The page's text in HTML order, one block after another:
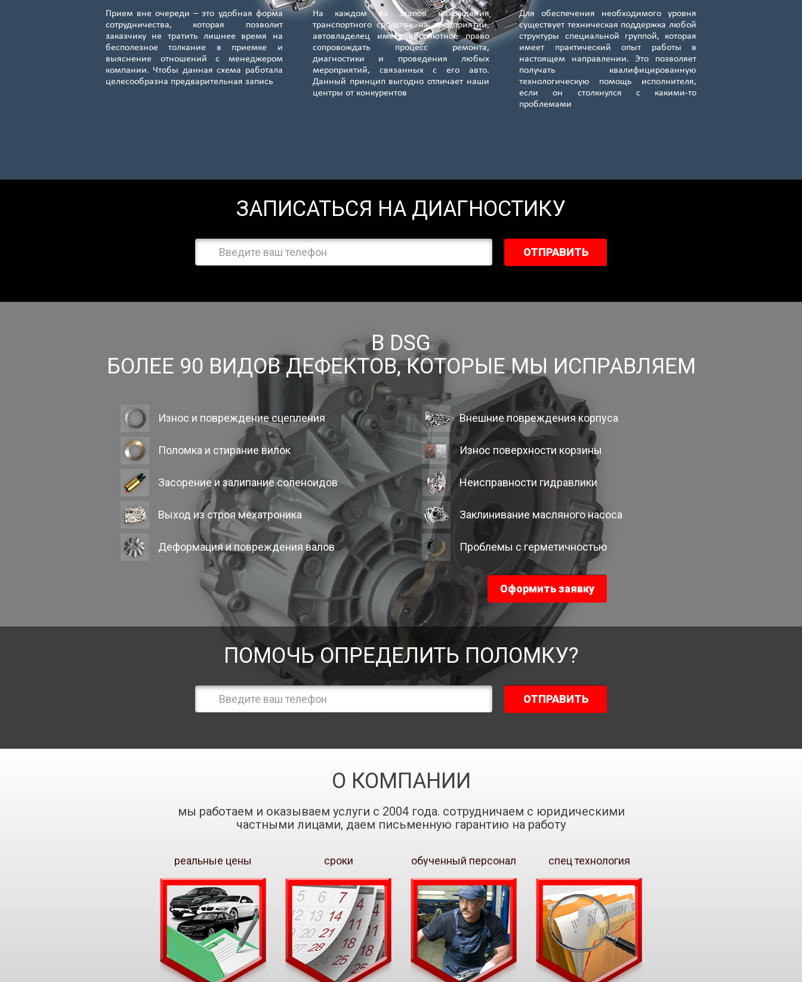
Прием вне очереди – это удобная форма
сотрудничества, которая позволит
заказчику не тратить лишнее время на
бесполезное толкание в приемке и
выяснение отношений с менеджером
компании. Чтобы данная схема работала
целесообразна предварительная запись
На каждом из этапов нахождения
транспортного средства на предприятии,
автовладелец имеет абсолютное право
сопровождать процесс ремонта,
диагностики и проведения любых
мероприятий, связанных с его авто.
Данный принцип выгодно отличает наши
центры от конкурентов
Для обеспечения необходимого уровня
существует техническая поддержка любой
структуры специальной группой, которая
имеет практический опыт работы в
настоящем направлении. Это позволяет
получать квалифицированную
технологическую помощь исполнителя,
если он столкнулся с какими-то
проблемами
ЗАПИСАТЬСЯ НА ДИАГНОСТИКУ
ОТПРАВИТЬ
В DSG
БОЛЕЕ 90 ВИДОВ ДЕФЕКТОВ, КОТОРЫЕ МЫ ИСПРАВЛЯЕМ
Износ и повреждение сцепления
Поломка и стирание вилок
Засорение и залипание соленоидов
Выход из строя мехатроника
Деформация и повреждения валов
Внешние повреждения корпуса
Износ поверхности корзины
Неисправности гидравлики
Заклинивание масляного насоса
Проблемы с герметичностью
Оформить заявку
ПОМОЧЬ ОПРЕДЕЛИТЬ ПОЛОМКУ?
ОТПРАВИТЬ
О КОМПАНИИ
мы работаем и оказываем услуги с 2004 года. сотрудничаем с юридическими
частными лицами, даем письменную гарантию на работу
реальные цены сроки обученный персонал спец технология